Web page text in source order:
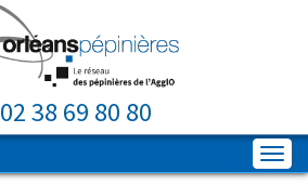
02 38 69 80 80